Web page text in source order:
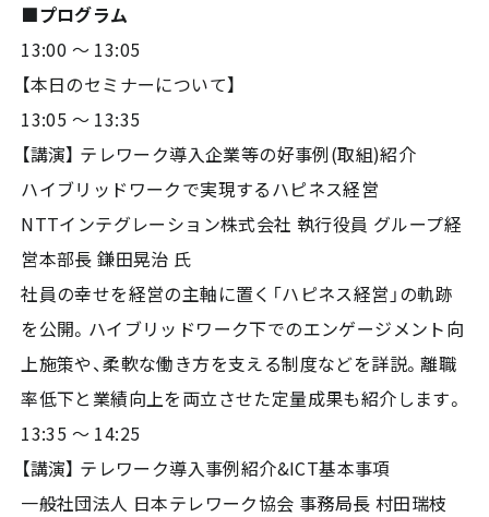
■プログラム
13:00 ～ 13:05
【本日のセミナーについて】
13:05 〜 13:35
【講演】 テレワーク導入企業等の好事例(取組)紹介
ハイブリッドワークで実現するハピネス経営
NTTインテグレーション株式会社 執行役員 グループ経
営本部長 鎌田晃治 氏
社員の幸せを経営の主軸に置く「ハピネス経営」の軌跡
を公開。ハイブリッドワーク下でのエンゲージメント向
上施策や、柔軟な働き方を支える制度などを詳説。離職
率低下と業績向上を両立させた定量成果も紹介します。
13:35 〜 14:25
【講演】 テレワーク導入事例紹介&ICT基本事項
一般社団法人 日本テレワーク協会 事務局長 村田瑞枝